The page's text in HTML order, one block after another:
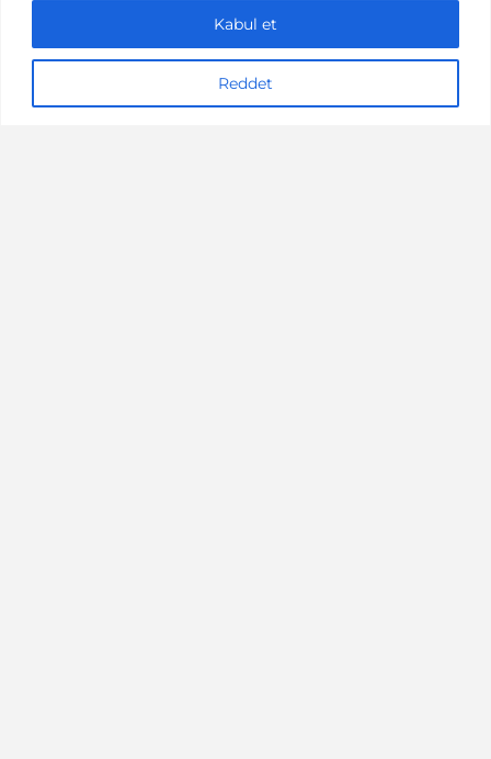
Reddet
Kabul et
Murat Can Uysal 2 dakikalık okuma